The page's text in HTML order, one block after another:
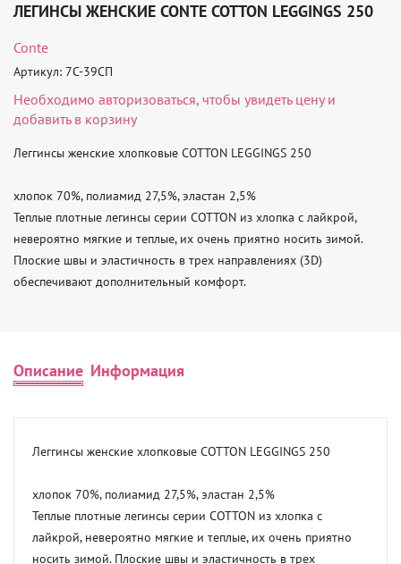
ЛЕГИНСЫ ЖЕНСКИЕ CONTE COTTON LEGGINGS 250
Conte
Артикул: 7С-39СП
Необходимо авторизоваться, чтобы увидеть цену и
добавить в корзину
Леггинсы женские хлопковые COTTON LEGGINGS 250
хлопок 70%, полиамид 27,5%, эластан 2,5%
Теплые плотные легинсы серии COTTON из хлопка с лайкрой,
невероятно мягкие и теплые, их очень приятно носить зимой.
Плоские швы и эластичность в трех направлениях (3D)
обеспечивают дополнительный комфорт.
Описание Информация
Леггинсы женские хлопковые COTTON LEGGINGS 250
хлопок 70%, полиамид 27,5%, эластан 2,5%
Теплые плотные легинсы серии COTTON из хлопка с
лайкрой, невероятно мягкие и теплые, их очень приятно
носить зимой. Плоские швы и эластичность в трех